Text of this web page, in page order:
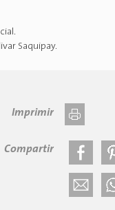
.
Saquipay.
Imprimir
Compartir